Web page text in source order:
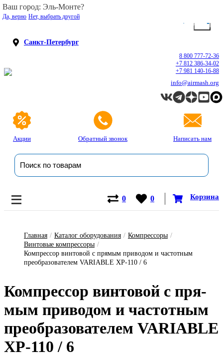
Санкт-Петербург
Ваш город: Эль-Монте?
Да, верно Нет, выбрать другой
Акции Обратный звонок Написать нам
8 800 777-72-36
+7 812 386-34-02
+7 981 140-16-88
info@airmash.org
0 0 Корзина
Главная / Каталог оборудования / Компрессоры /
Винтовые компрессоры /
Компрессор винтовой с прямым приводом и частотным
преобразователем VARIABLE XP-110 / 6
Компрессор вин­то­вой с пря­
мым при­во­дом и час­тотным
пре­об­ра­зо­ва­те­лем VARIABLE
XP-110 / 6